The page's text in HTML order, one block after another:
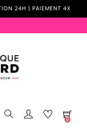
24H | PAIEMENT 4X
0